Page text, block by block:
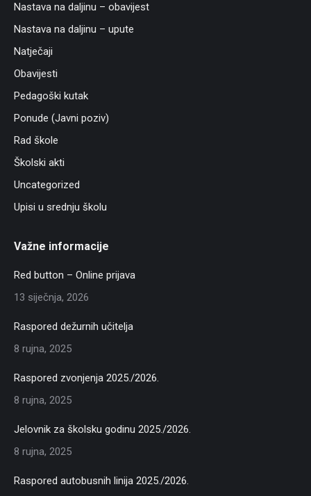
Nastava na daljinu – obavijest
Nastava na daljinu – upute
Natječaji
Obavijesti
Pedagoški kutak
Ponude (Javni poziv)
Rad škole
Školski akti
Uncategorized
Upisi u srednju školu
Važne informacije
Red button – Online prijava
13 siječnja, 2026
Raspored dežurnih učitelja
8 rujna, 2025
Raspored zvonjenja 2025./2026.
8 rujna, 2025
Jelovnik za školsku godinu 2025./2026.
8 rujna, 2025
Raspored autobusnih linija 2025./2026.